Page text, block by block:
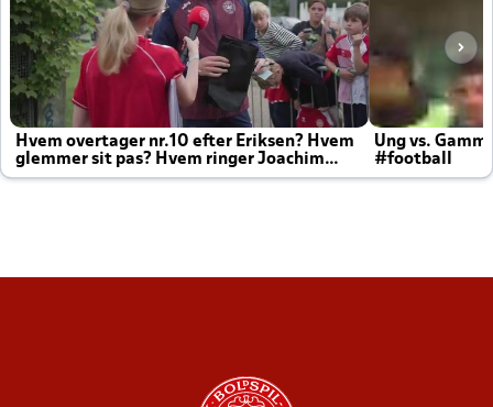
Hvem overtager nr.10 efter Eriksen? Hvem
glemmer sit pas? Hvem ringer Joachim
altid til efter kampe?
Ung vs.
#football